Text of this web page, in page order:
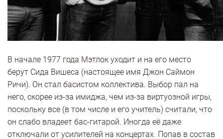
В начале 1977 года Мэтлок уходит и на его место
берут Сида Вишеса (настоящее имя Джон Саймон
Ричи). Он стал басистом коллектива. Выбор пал на
него, скорее из-за имиджа, чем из-за виртуозной игры,
поскольку все (в том числе и его учитель) считали, что
он слабо владеет бас-гитарой. Иногда её даже
отключали от усилителей на концертах. Попав в состав